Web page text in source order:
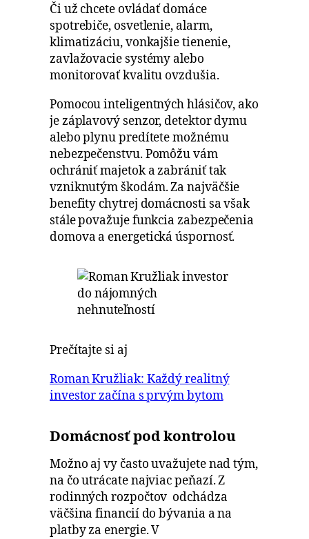
Či už chcete ovládať domáce
spotrebiče, osvetlenie, alarm,
klimatizáciu, vonkajšie tienenie,
zavlažovacie systémy alebo
monitorovať kvalitu ovzdušia.
Pomocou inteligentných hlásičov, ako
je záplavový senzor, detektor dymu
alebo plynu predítete možnému
nebezpečenstvu. Pomôžu vám
ochrániť majetok a zabrániť tak
vzniknutým škodám. Za najväčšie
benefity chytrej domácnosti sa však
stále považuje funkcia zabezpečenia
domova a energetická úspornosť.
Prečítajte si aj
Roman Kružliak: Každý realitný
investor začína s prvým bytom
Domácnosť pod kontrolou
Možno aj vy často uvažujete nad tým,
na čo utrácate najviac peňazí. Z
rodinných rozpočtov odchádza
väčšina financií do bývania a na
platby za energie. V